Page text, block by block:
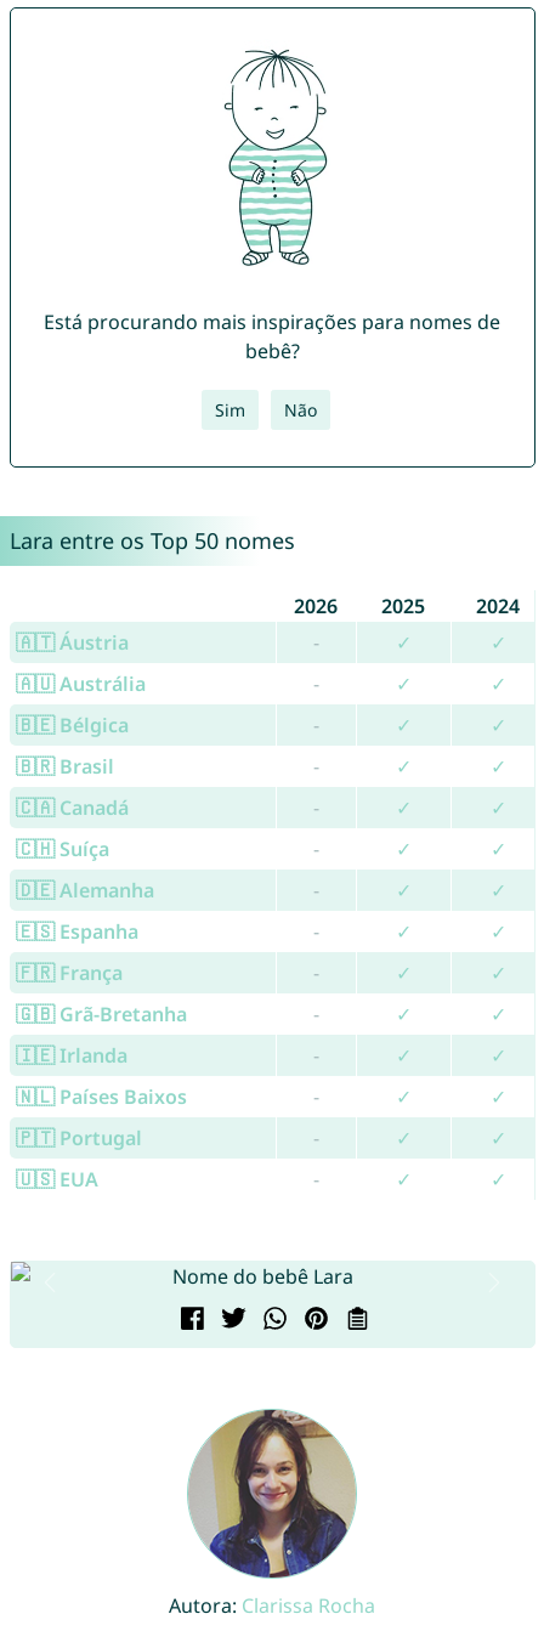
Está procurando mais inspirações para nomes de
bebê?
Sim Não
Lara entre os Top 50 nomes
2026 2025
2024
🇦🇹 Áustria
- ✓
✓
🇦🇺 Austrália
- ✓
✓
🇧🇪 Bélgica
- ✓
✓
🇧🇷 Brasil
- ✓
✓
🇨🇦 Canadá
- ✓
✓
🇨🇭 Suíça
- ✓
✓
🇩🇪 Alemanha
- ✓
✓
🇪🇸 Espanha
- ✓
✓
🇫🇷 França
- ✓
✓
🇬🇧 Grã-Bretanha
- ✓
✓
🇮🇪 Irlanda
- ✓
✓
🇳🇱 Países Baixos
- ✓
✓
🇵🇹 Portugal
- ✓
✓
🇺🇸 EUA
- ✓ ✓
Autora: Clarissa Rocha